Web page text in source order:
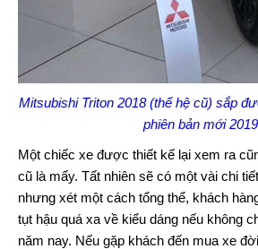
Mitsubishi Triton 2018 (thế hệ cũ) sắp
phiên bản mới 2019
Một chiếc xe được thiết kế lại xem ra
cũ là mấy. Tất nhiên sẽ có một vài chi
nhưng xét một cách tổng thể, khách
tụt hậu quá xa về kiểu dáng nếu không
năm nay. Nếu gặp khách đến mua xe